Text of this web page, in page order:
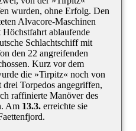
wurden, ohne Erfolg. Den
Alvacore-Maschinen
Höchstfahrt ablaufende
Schlachtschiff mit
den 22 angreifenden
Kurz vor dem
die »Tirpitz« noch von
Torpedos angegriffen,
raffinierte Manöver des
Am 13.3. erreichte sie